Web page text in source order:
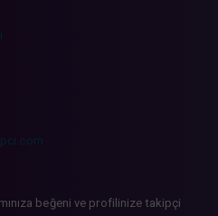
beğeni ve profilinize takipçi